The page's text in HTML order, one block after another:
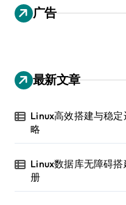
广告
最新文章
Linux高效搭建与稳
略
Linux数据库无障碍
册